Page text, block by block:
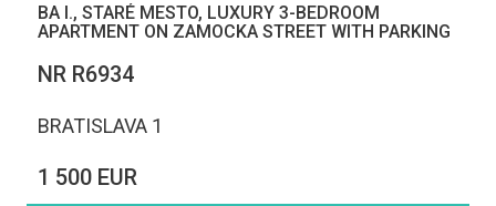
BA I., STARÉ MESTO, LUXURY 3-BEDROOM
APARTMENT ON ZAMOCKA STREET WITH PARKING
NR R6934
BRATISLAVA 1
1 500 EUR